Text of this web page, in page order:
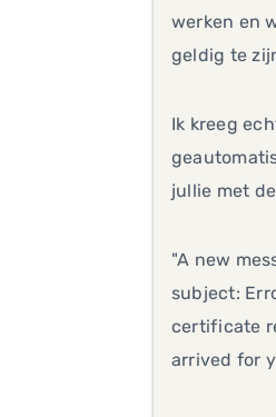
werken en
geldig te
Ik kreeg
jullie met
"A new
subject:
certificate
arrived for